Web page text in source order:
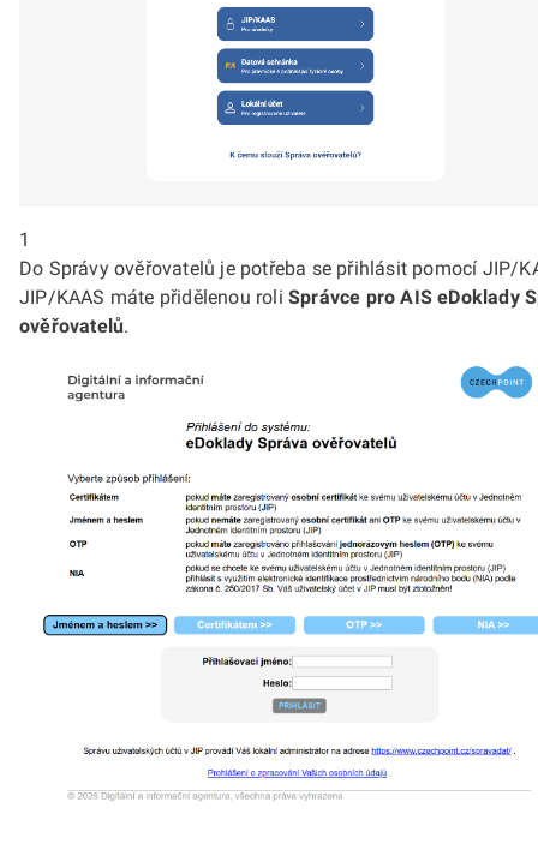
1
Do Správy ověřovatelů je potřeba se přihlásit pomocí JIP/
JIP/KAAS máte přidělenou roli Správce pro AIS eDoklady
ověřovatelů.